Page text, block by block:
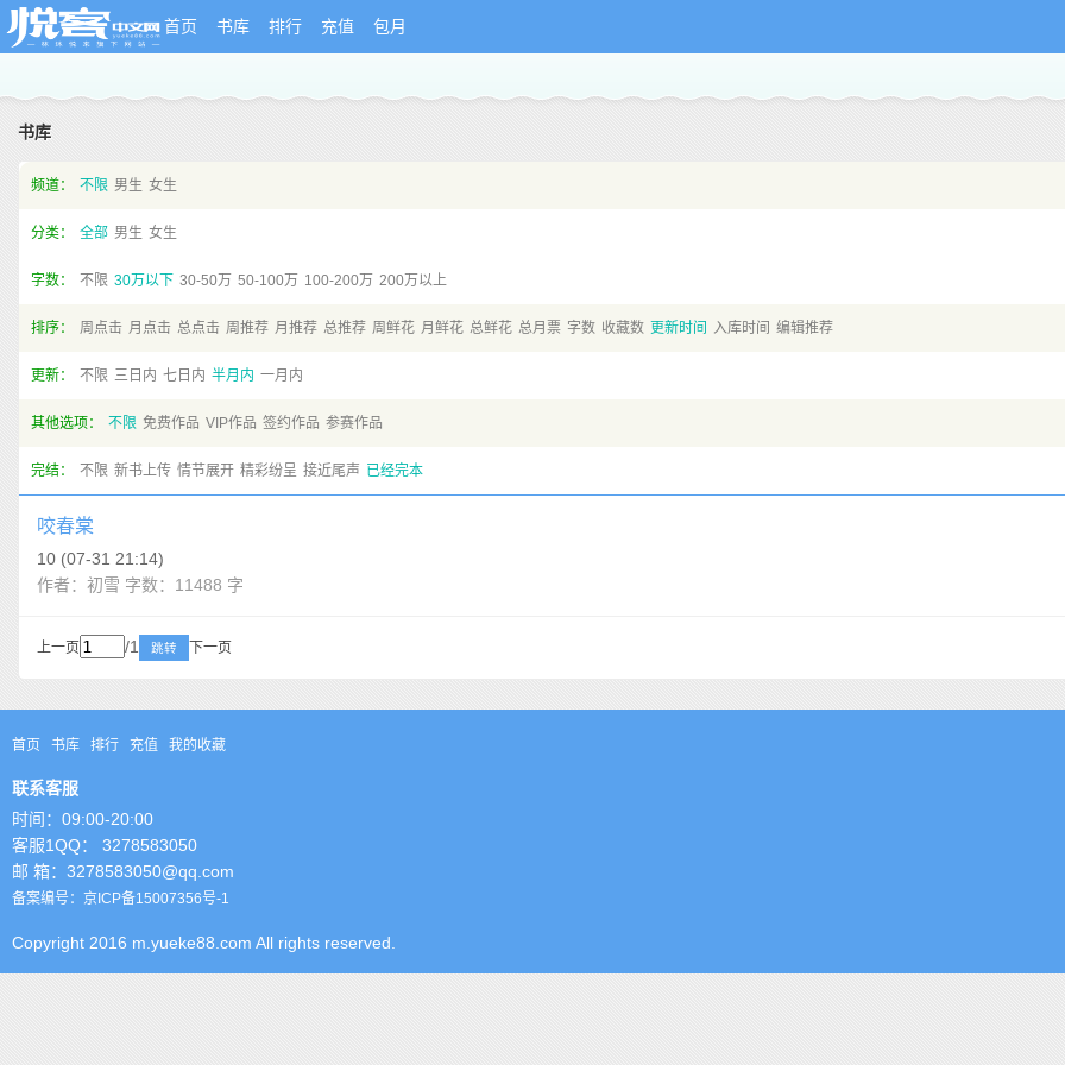
首页 书库 排行 充值 包月
书库
频道： 不限 男生 女生
分类： 全部 男生 女生
字数： 不限 30万以下 30-50万 50-100万 100-200万 200万以上
排序： 周点击 月点击 总点击 周推荐 月推荐 总推荐 周鲜花 月鲜花 总鲜花 总月票 字数 收藏数 更新时间 入库时间 编辑推荐
更新： 不限 三日内 七日内 半月内 一月内
其他选项： 不限 免费作品 VIP作品 签约作品 参赛作品
完结： 不限 新书上传 情节展开 精彩纷呈 接近尾声 已经完本
咬春棠
10 (07-31 21:14)
作者：初雪 字数：11488 字
上一页 /1 跳转 下一页
首页 书库 排行 充值 我的收藏
联系客服
时间：09:00-20:00
客服1QQ： 3278583050
邮 箱：3278583050@qq.com
备案编号：京ICP备15007356号-1
Copyright 2016 m.yueke88.com All rights reserved.